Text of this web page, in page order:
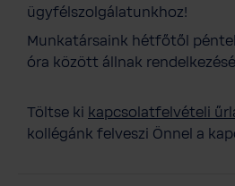
ügyfélszolgálatunkhoz!
Munkatársaink hétfőtől
óra között állnak
Töltse ki kapcsolatfelvételi
kollégánk felveszi Önnel a